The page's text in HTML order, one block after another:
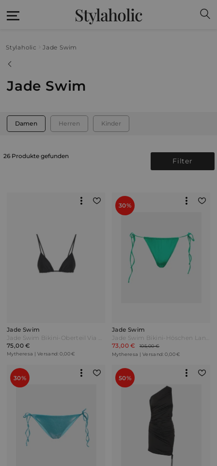
Stylaholic
Stylaholic Jade Swim
Jade Swim
Damen Herren Kinder
26 Produkte gefunden
Filter
Jade Swim
Jade Swim Bikini-Oberteil Via Schwarz
75,00 €
Mytheresa | Versand: 0,00 €
30%
Jade Swim
Jade Swim Bikini-Höschen Lana Grün
73,00 €
105,00 €
Mytheresa | Versand: 0,00 €
30% 50%